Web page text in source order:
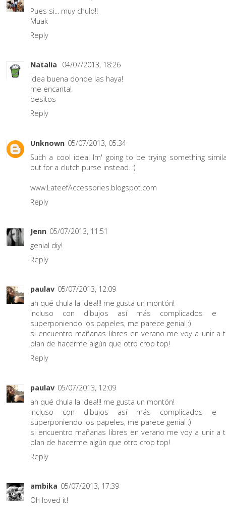
Pues si... muy chulo!!
Muak
Reply
Natalia
04/07/2013, 18:26
Idea buena donde las haya!
me encanta!
besitos
Reply
Unknown 05/07/2013, 05:34
Such a cool idea! Im' going to be trying something
but for a clutch purse instead. :)
www.LateefAccessories.blogspot.com
Reply
Jenn 05/07/2013, 11:51
genial diy!
Reply
paulav 05/07/2013, 12:09
ah qué chula la idea!!! me gusta un montón!
incluso con dibujos así más complicados e
superponiendo los papeles, me parece genial :)
si encuentro mañanas libres en verano me voy a unir a
plan de hacerme algún que otro crop top!
Reply
paulav 05/07/2013, 12:09
ah qué chula la idea!!! me gusta un montón!
incluso con dibujos así más complicados e
superponiendo los papeles, me parece genial :)
si encuentro mañanas libres en verano me voy a unir a
plan de hacerme algún que otro crop top!
Reply
ambika 05/07/2013, 17:39
Oh loved it!